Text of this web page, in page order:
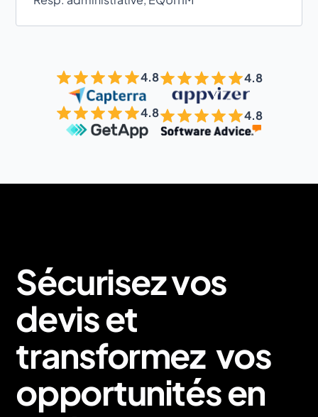
4.8 4.8
4.8 4.8
Sécurisez vos
devis et
transformez vos
opportunités en